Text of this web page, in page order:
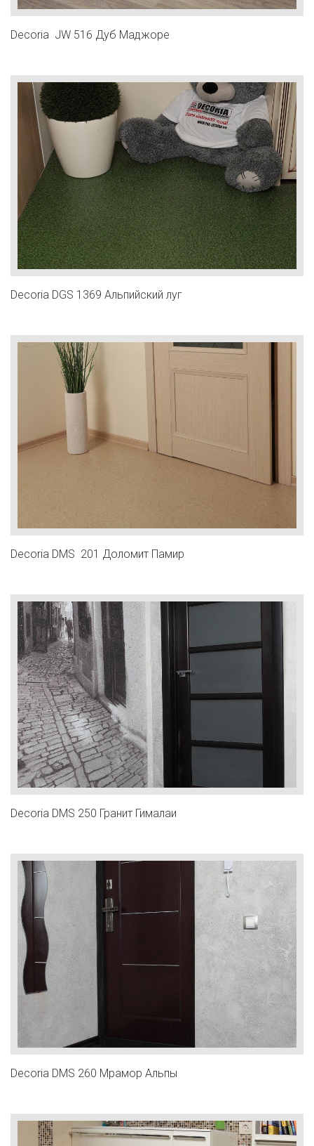
Decoria JW 516 Дуб Маджоре
Decoria DGS 1369 Альпийский луг
Decoria DMS 201 Доломит Памир
Decoria DMS 250 Гранит Гималаи
Decoria DMS 260 Мрамор Альпы